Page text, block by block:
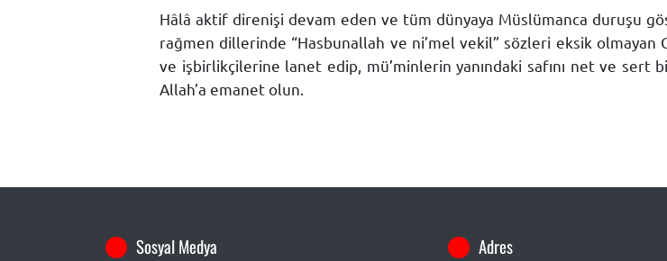
Hâlâ aktif direnişi devam eden ve tüm dünyaya Müslümanca duruşu
rağmen dillerinde “Hasbunallah ve ni’mel vekil” sözleri eksik olmayan
ve işbirlikçilerine lanet edip, mü’minlerin yanındaki safını net ve
Allah’a emanet olun.
Sosyal Medya Adres